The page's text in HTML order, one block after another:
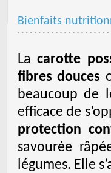
Bienfaits
Lacarotte
fibres douces
beaucoup de
efficace de
protection
savourée
légumes. Elle